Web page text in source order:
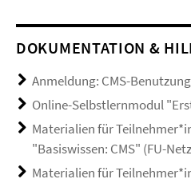
DOKUMENTATION &
Anmeldung: CMS-
Online-Selbstlernmodul
Materialien für
"Basiswissen: CMS" (FU-
Materialien für